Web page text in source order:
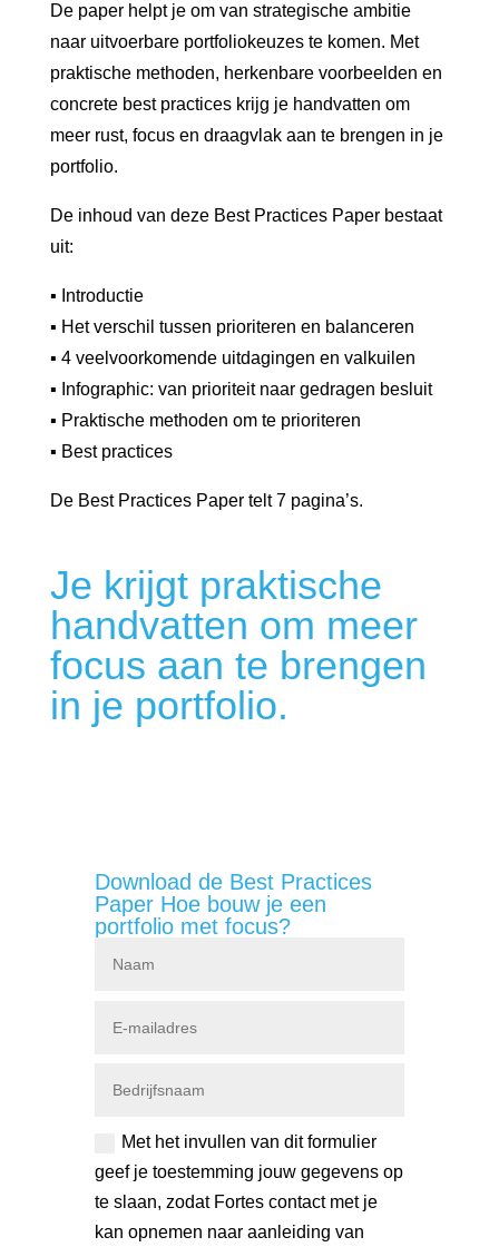
De paper helpt je om van strategische ambitie
naar uitvoerbare portfoliokeuzes te komen. Met
praktische methoden, herkenbare voorbeelden en
concrete best practices krijg je handvatten om
meer rust, focus en draagvlak aan te brengen in je
portfolio.
De inhoud van deze Best Practices Paper bestaat
uit:
▪ Introductie
▪ Het verschil tussen prioriteren en balanceren
▪ 4 veelvoorkomende uitdagingen en valkuilen
▪ Infographic: van prioriteit naar gedragen besluit
▪ Praktische methoden om te prioriteren
▪ Best practices
De Best Practices Paper telt 7 pagina’s.
Je krijgt praktische
handvatten om meer
focus aan te brengen
in je portfolio.
Download de Best Practices
Paper Hoe bouw je een
portfolio met focus?
Met het invullen van dit formulier
geef je toestemming jouw gegevens op
te slaan, zodat Fortes contact met je
kan opnemen naar aanleiding van